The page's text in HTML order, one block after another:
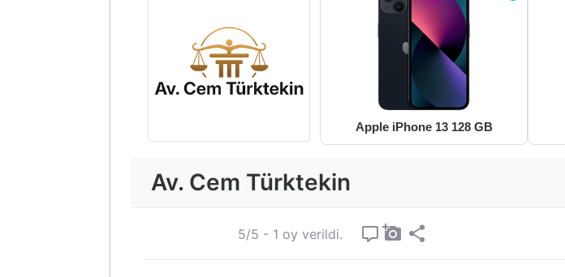
Apple iPhone 13 128 GB
Av. Cem Türktekin
5/5 - 1 oy verildi.